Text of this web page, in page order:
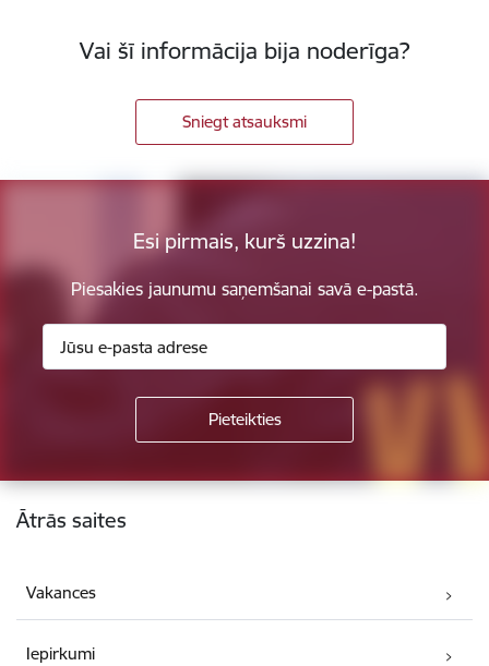
Vai šī informācija bija noderīga?
Sniegt atsauksmi
Esi pirmais, kurš uzzina!
Piesakies jaunumu saņemšanai savā e-pastā.
Kājene
Ātrās saites
Vakances
Iepirkumi